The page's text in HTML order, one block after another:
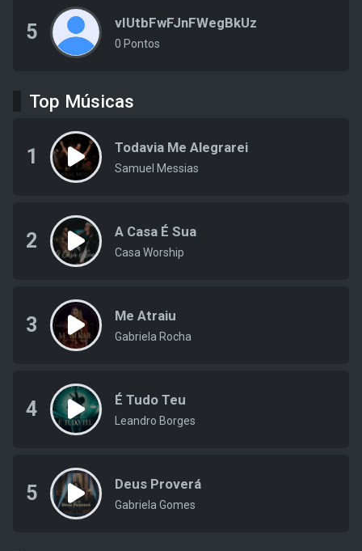
5 vIUtbFwFJnFWegBkUz
0 Pontos
Top Músicas
1 Todavia Me Alegrarei
Samuel Messias
2 A Casa É Sua
Casa Worship
3 Me Atraiu
Gabriela Rocha
4 É Tudo Teu
Leandro Borges
5 Deus Proverá
Gabriela Gomes